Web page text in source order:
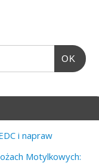
OK
i napraw
Motylkowych: